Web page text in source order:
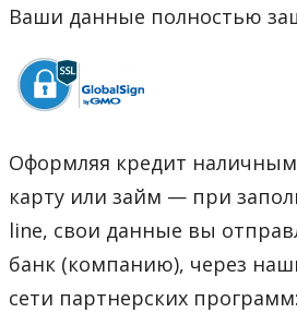
Ваши данные полностью
Оформляя кредит
карту или займ — при
line, свои данные вы
банк (компанию), через
сети партнерских программ: